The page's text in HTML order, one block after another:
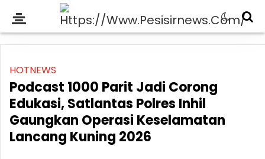
HOTNEWS
Podcast 1000 Parit Jadi Corong
Edukasi, Satlantas Polres Inhil
Gaungkan Operasi Keselamatan
Lancang Kuning 2026